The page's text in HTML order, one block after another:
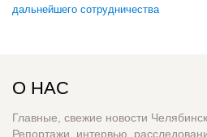
дальнейшего сотрудничества
О НАС
Главные, свежие новости
Репортажи, интервью,